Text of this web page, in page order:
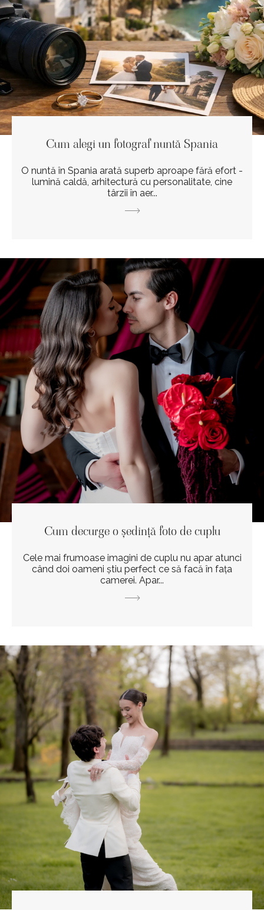
Cum alegi un fotograf nuntă Spania
O nuntă în Spania arată superb aproape fără efort -
lumină caldă, arhitectură cu personalitate, cine
târzii în aer...
Cum decurge o ședință foto de cuplu
Cele mai frumoase imagini de cuplu nu apar atunci
când doi oameni știu perfect ce să facă în fața
camerei. Apar...